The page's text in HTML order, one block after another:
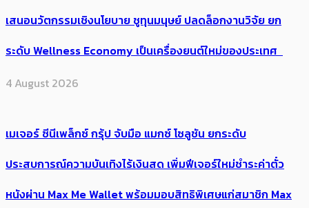
เสนอนวัตกรรมเชิงนโยบาย ชูทุนมนุษย์ ปลดล็อกงานวิจัย ยก
ระดับ Wellness Economy เป็นเครื่องยนต์ใหม่ของประเทศ
4 August 2026
เมเจอร์ ซีนีเพล็กซ์ กรุ้ป จับมือ แมกซ์ โซลูชัน ยกระดับ
ประสบการณ์ความบันเทิงไร้เงินสด เพิ่มฟีเจอร์ใหม่ชำระค่าตั๋ว
หนังผ่าน Max Me Wallet พร้อมมอบสิทธิพิเศษแก่สมาชิก Max